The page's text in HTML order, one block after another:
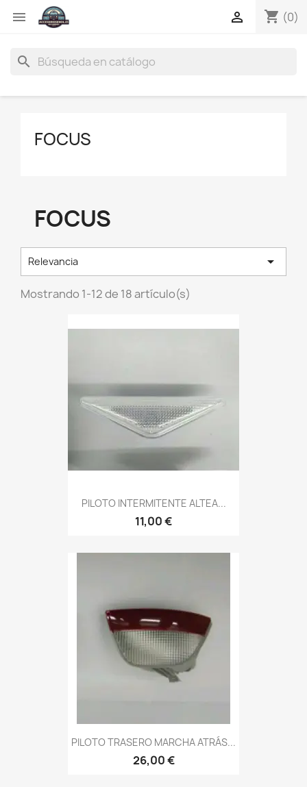
 shopping_cart (0)

search
FOCUS
FOCUS
Relevancia 
Mostrando 1-12 de 18 artículo(s)
PILOTO INTERMITENTE ALTEA...
11,00 €
PILOTO TRASERO MARCHA ATRÁS...
26,00 €